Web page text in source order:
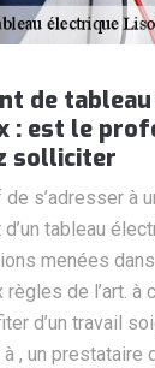
de
: est le
solliciter
s’adresser à
tableau
menées
de l’art. à
d’un travail
, un prestataire